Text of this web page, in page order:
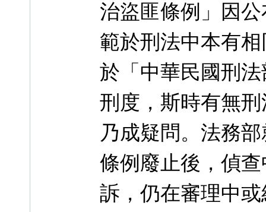
治盜匪條例」因
範於刑法中本有
於「中華民國刑
刑度，斯時有無
乃成疑問。法務
條例廢止後，偵
訴，仍在審理中